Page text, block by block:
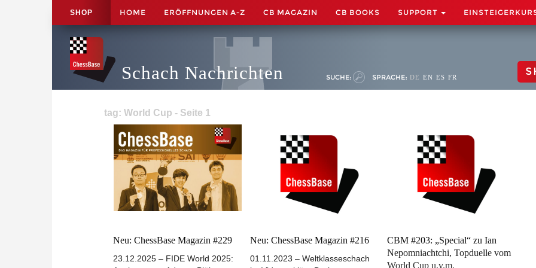
SHOP HOME ERÖFFNUNGEN A-Z CB MAGAZIN CB BOOKS SUPPORT
Schach Nachrichten SUCHE: SPRACHE: DE EN ES FR
tag: World Cup - Seite 1
Neu: ChessBase Magazin #229
23.12.2025 – FIDE World 2025:
Neu: ChessBase Magazin #216
01.11.2023 – Weltklasseschach
CBM #203: „Special“ zu Ian
Nepomniachtchi, Topduelle vom
World Cup u.v.m.